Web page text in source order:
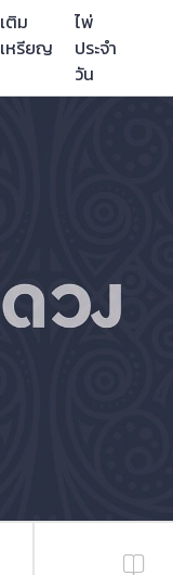
เติม
เหรียญ
ไพ่
ประจำ
วัน